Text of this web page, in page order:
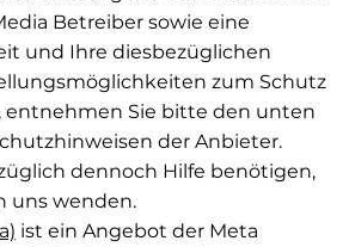
Betreiber sowie eine
und Ihre diesbezüglichen
zum Schutz
entnehmen Sie bitte den unten
der Anbieter.
dennoch Hilfe benötigen,
uns wenden.
ist ein Angebot der Meta